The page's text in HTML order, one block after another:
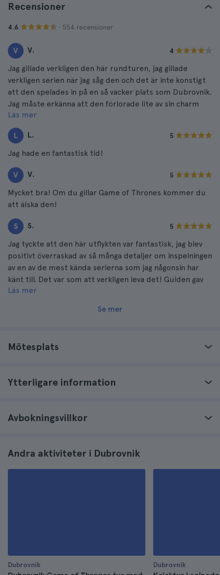
Recensioner
4.6 · 554 recensioner
V V. 4
Jag gillade verkligen den här rundturen, jag gillade
verkligen serien när jag såg den och det är inte konstigt
att den spelades in på en så vacker plats som Dubrovnik.
Jag måste erkänna att den förlorade lite av sin charm
när jag kände till vissa detaljer i samband med
inspelningen, men det var ändå enastående att lära
känna Dubrovnik på detta sätt.
Läs mer
L L. 5
Jag hade en fantastisk tid!
V V. 5
Mycket bra! Om du gillar Game of Thrones kommer du
att älska den!
S S. 5
Jag tyckte att den här utflykten var fantastisk, jag blev
positivt överraskad av så många detaljer om inspelningen
av en av de mest kända serierna som jag någonsin har
känt till. Det var som att verkligen leva det! Guiden gav
en mycket bra erfarenhet om det också.
Läs mer
Se mer
Mötesplats
Ytterligare information
Avbokningsvillkor
Andra aktiviteter i Dubrovnik
Dubrovnik Dubrovnik